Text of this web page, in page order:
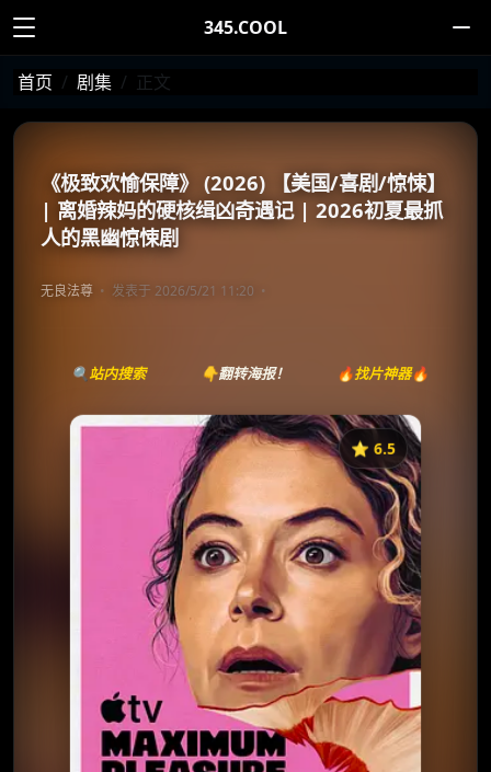
345.COOL
首页 剧集 正文
《极致欢愉保障》 (2026) 【美国/喜剧/惊悚】
| 离婚辣妈的硬核缉凶奇遇记 | 2026初夏最抓
人的黑幽惊悚剧
无良法尊 发表于 2026/5/21 11:20
🔍站内搜索 👇翻转海报！ 🔥找片神器🔥
⭐️ 6.5
《极乐布局》
⭐
收藏
⭐️ 评分：6.5 | 🎬 2026年
📺 连载中
夸克网盘